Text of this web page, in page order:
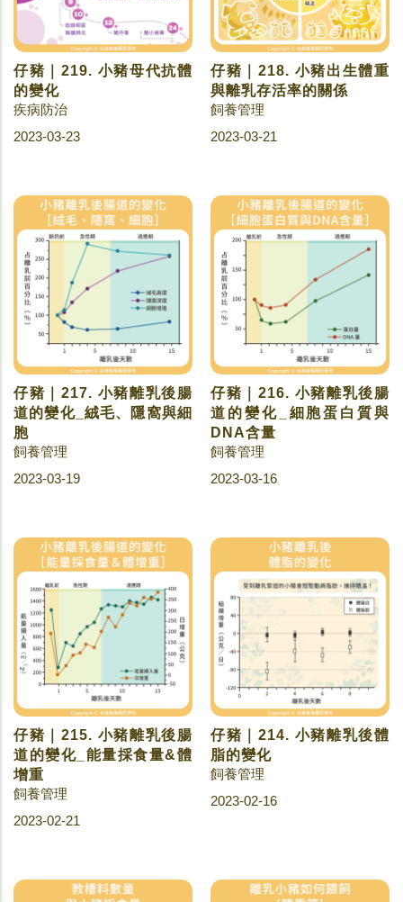
仔豬｜219. 小豬母代抗體
的變化
疾病防治
2023-03-23
仔豬｜218. 小豬出生體重
與離乳存活率的關係
飼養管理
2023-03-21
仔豬｜217. 小豬離乳後腸
道的變化_絨毛、隱窩與細
胞
飼養管理
2023-03-19
仔豬｜216. 小豬離乳後腸
道的變化_細胞蛋白質與
DNA含量
飼養管理
2023-03-16
仔豬｜215. 小豬離乳後腸
道的變化_能量採食量&體
增重
飼養管理
2023-02-21
仔豬｜214. 小豬離乳後體
脂的變化
飼養管理
2023-02-16